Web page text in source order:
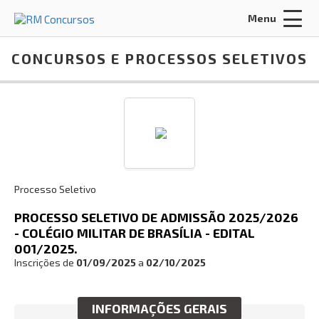
ENTRAR
Esqueci a minha senha
INÍCIO
Menu
CONCURSOS E PROCESSOS SELETIVOS
Processo Seletivo
PROCESSO SELETIVO DE ADMISSÃO 2025/2026
- COLÉGIO MILITAR DE BRASÍLIA - EDITAL
001/2025.
Inscrições de 01/09/2025a 02/10/2025
INFORMAÇÕES GERAIS